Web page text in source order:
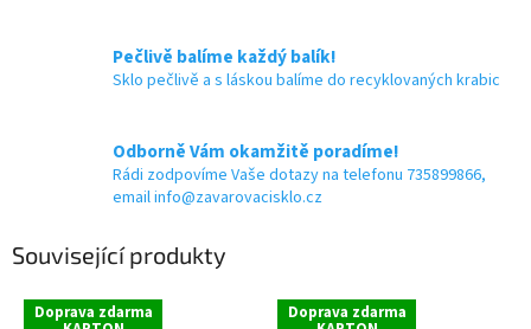
Pečlivě balíme každý balík!
Sklo pečlivě a s láskou balíme do recyklovaných krabic
Odborně Vám okamžitě poradíme!
Rádi zodpovíme Vaše dotazy na telefonu 735899866,
email info@zavarovacisklo.cz
Související produkty
Doprava zdarma Doprava zdarma